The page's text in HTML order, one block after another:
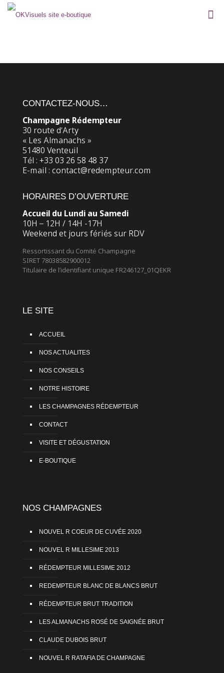
CONTACTEZ-NOUS…
Champagne Rédempteur
30 route d’Arty
« Les Almanachs »
51480 Venteuil
Tél : +33 03 26 58 48 37
E-mail : contact@redempteur.com
HORAIRES D’OUVERTURE
Accueil du Lundi au Samedi
10H – 12H / 14H -17H
Weekend et jours fériés sur RDV
Ressortissant du Comité Champagne
SIRET 78038582900012
Titulaire de l’identifiant unique FR246127_01QEKR
LE SITE
ACCUEIL
NOS ACTUALITES
NOS CONSEILS
NOTRE HISTOIRE
LES CHAMPAGNES RÉDEMPTEUR
CONTACT
VISITE ET DÉGUSTATION
E-BOUTIQUE
NOS CHAMPAGNES
NOUVEL R COEUR DE CUVÉE 2020
NOUVEL R MILLESIME 2013
RÉDEMPTEUR MILLESIME 2012
REDEMPTEUR BLANC DE BLANCS BRUT
RÉDEMPTEUR BRUT TRADITION
LES ALMANACHS ROSÉ DE SAIGNÉE BRUT
CLAUDE DUBOIS BRUT
NOUVEL R RATAFIA DE CHAMPAGNE